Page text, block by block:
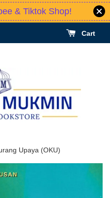
& Tiktok Shop!
Cart
Upaya (OKU)